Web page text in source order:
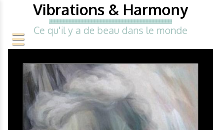
Vibrations & Harmony
Ce qu'il y a de beau dans le monde